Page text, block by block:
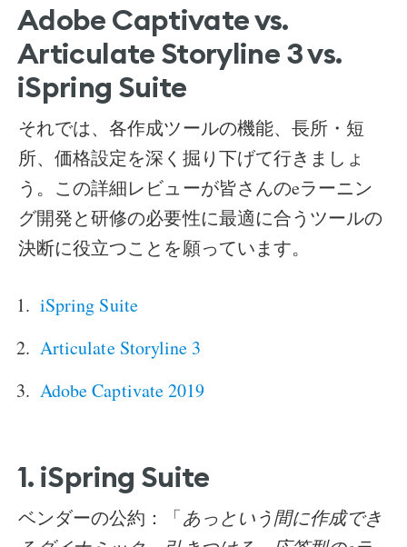
Adobe Captivate vs.
Articulate Storyline 3 vs.
iSpring Suite
それでは、各作成ツールの機能、長所・短
所、価格設定を深く掘り下げて行きましょ
う。この詳細レビューが皆さんのeラーニン
グ開発と研修の必要性に最適に合うツールの
決断に役立つことを願っています。
iSpring Suite
Articulate Storyline 3
Adobe Captivate 2019
1. iSpring Suite
ベンダーの公約：「あっという間に作成でき